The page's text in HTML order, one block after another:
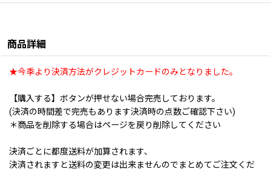
商品詳細
★今季より決済方法がクレジットカードのみとなりました。
【購入する】ボタンが押せない場合完売しております。
(決済の時間差で完売もあります決済時の点数ご確認下さい)
＊商品を削除する場合はページを戻り削除してください
決済ごとに都度送料が加算されます、
決済されますと送料の変更は出来ませんのでまとめてご注文くだ